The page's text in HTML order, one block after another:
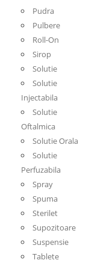
Pudra
Pulbere
Roll-On
Sirop
Solutie
Solutie
Injectabila
Solutie
Oftalmica
Solutie Orala
Solutie
Perfuzabila
Spray
Spuma
Sterilet
Supozitoare
Suspensie
Tablete